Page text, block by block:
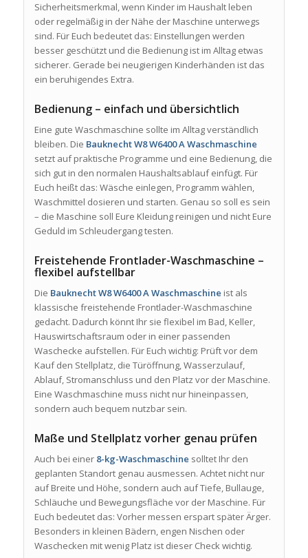
Sicherheitsmerkmal, wenn Kinder im Haushalt leben
oder regelmäßig in der Nähe der Maschine unterwegs
sind. Für Euch bedeutet das: Einstellungen werden
besser geschützt und die Bedienung ist im Alltag etwas
sicherer. Gerade bei neugierigen Kinderhänden ist das
ein beruhigendes Extra.
Bedienung – einfach und übersichtlich
Eine gute Waschmaschine sollte im Alltag verständlich
bleiben. Die Bauknecht W8 W6400 A Waschmaschine
setzt auf praktische Programme und eine Bedienung, die
sich gut in den normalen Haushaltsablauf einfügt. Für
Euch heißt das: Wäsche einlegen, Programm wählen,
Waschmittel dosieren und starten. Genau so soll es sein
– die Maschine soll Eure Kleidung reinigen und nicht Eure
Geduld im Schleudergang testen.
Freistehende Frontlader-Waschmaschine –
flexibel aufstellbar
Die Bauknecht W8 W6400 A Waschmaschine ist als
klassische freistehende Frontlader-Waschmaschine
gedacht. Dadurch könnt Ihr sie flexibel im Bad, Keller,
Hauswirtschaftsraum oder in einer passenden
Waschecke aufstellen. Für Euch wichtig: Prüft vor dem
Kauf den Stellplatz, die Türöffnung, Wasserzulauf,
Ablauf, Stromanschluss und den Platz vor der Maschine.
Eine Waschmaschine muss nicht nur hineinpassen,
sondern auch bequem nutzbar sein.
Maße und Stellplatz vorher genau prüfen
Auch bei einer 8-kg-Waschmaschine solltet Ihr den
geplanten Standort genau ausmessen. Achtet nicht nur
auf Breite und Höhe, sondern auch auf Tiefe, Bullauge,
Schläuche und Bewegungsfläche vor der Maschine. Für
Euch bedeutet das: Vorher messen erspart später Ärger.
Besonders in kleinen Bädern, engen Nischen oder
Waschecken mit wenig Platz ist dieser Check wichtig.